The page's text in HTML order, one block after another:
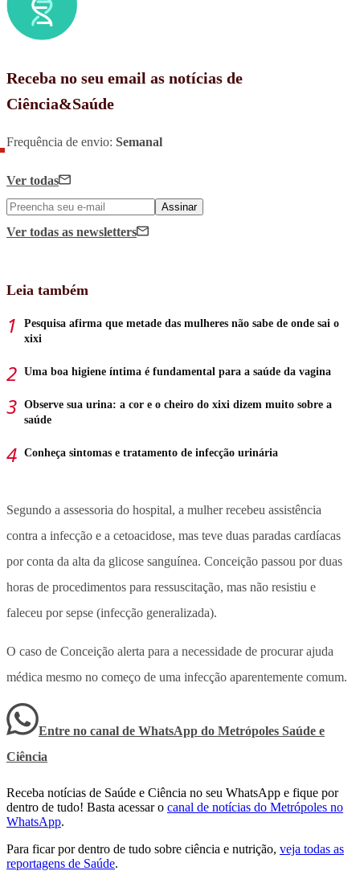
Receba no seu email as notícias de
Ciência&Saúde
Frequência de envio: Semanal
Ver todas
Assinar
Ver todas as newsletters
Leia também
Pesquisa afirma que metade das mulheres não sabe de onde sai o
xixi
Uma boa higiene íntima é fundamental para a saúde da vagina
Observe sua urina: a cor e o cheiro do xixi dizem muito sobre a
saúde
Conheça sintomas e tratamento de infecção urinária
Segundo a assessoria do hospital, a mulher recebeu assistência
contra a infecção e a cetoacidose, mas teve duas paradas cardíacas
por conta da alta da glicose sanguínea. Conceição passou por duas
horas de procedimentos para ressuscitação, mas não resistiu e
faleceu por sepse (infecção generalizada).
O caso de Conceição alerta para a necessidade de procurar ajuda
médica mesmo no começo de uma infecção aparentemente comum.
Entre no canal de WhatsApp do Metrópoles Saúde e
Ciência
Receba notícias de Saúde e Ciência no seu WhatsApp e fique por
dentro de tudo! Basta acessar o canal de notícias do Metrópoles no
WhatsApp.
Para ficar por dentro de tudo sobre ciência e nutrição, veja todas as
reportagens de Saúde.